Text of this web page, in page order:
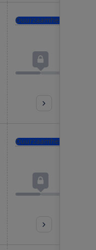
Duurzaamheid
Duurzaamheid